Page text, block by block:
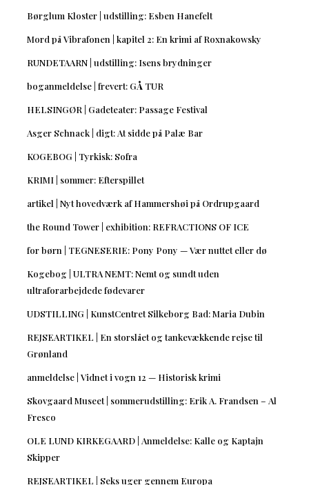
Børglum Kloster | udstilling: Esben Hanefelt
Mord på Vibrafonen | kapitel 2: En krimi af Roxnakowsky
RUNDETAARN | udstilling: Isens brydninger
boganmeldelse | frevert: GÅ TUR
HELSINGØR | Gadeteater: Passage Festival
Asger Schnack | digt: At sidde på Palæ Bar
KOGEBOG | Tyrkisk: Sofra
KRIMI | sommer: Efterspillet
artikel | Nyt hovedværk af Hammershøi på Ordrupgaard
the Round Tower | exhibition: REFRACTIONS OF ICE
for børn | TEGNESERIE: Pony Pony — Vær nuttet eller dø
Kogebog | ULTRA NEMT: Nemt og sundt uden
ultraforarbejdede fødevarer
UDSTILLING | KunstCentret Silkeborg Bad: Maria Dubin
REJSEARTIKEL | En storslået og tankevækkende rejse til
Grønland
anmeldelse | Vidnet i vogn 12 — Historisk krimi
Skovgaard Museet | sommerudstilling: Erik A. Frandsen – Al
Fresco
OLE LUND KIRKEGAARD | Anmeldelse: Kalle og Kaptajn
Skipper
REJSEARTIKEL | Seks uger gennem Europa